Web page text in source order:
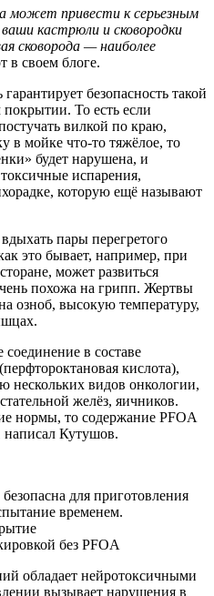
может привести к серьезным
кастрюли и сковородки
сковорода — наиболее
в своем блоге.
безопасность такой
То есть если
вилкой по краю,
в мойке что-то тяжёлое, то
будет нарушена, и
испарения,
которую ещё называют
пары перегретого
это бывает, например, при
может развиться
похожа на грипп. Жертвы
озноб, высокую температуру,
в составе
кислота),
нескольких видов онкологии,
желёз, яичников.
нормы, то содержание PFOA
написал Кутушов.
для приготовления
временем.
без PFOA
обладает нейротоксичными
вызывает нарушения в